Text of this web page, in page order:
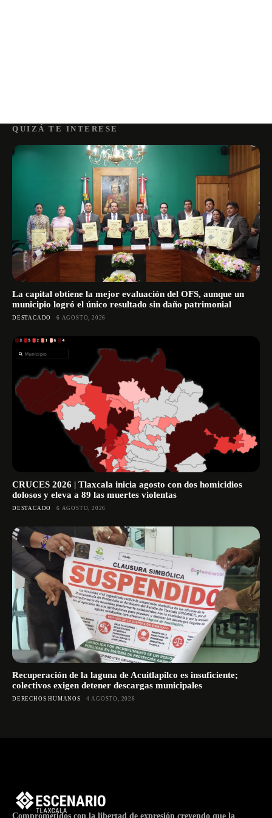
QUIZÁ TE INTERESE
La capital obtiene la mejor evaluación del OFS, aunque un
municipio logró el único resultado sin daño patrimonial
DESTACADO 6 AGOSTO, 2026
CRUCES 2026 | Tlaxcala inicia agosto con dos homicidios
dolosos y eleva a 89 las muertes violentas
DESTACADO 6 AGOSTO, 2026
Recuperación de la laguna de Acuitlapilco es insuficiente;
colectivos exigen detener descargas municipales
DERECHOS HUMANOS 4 AGOSTO, 2026
Comprometidos con la libertad de expresión creyendo que la